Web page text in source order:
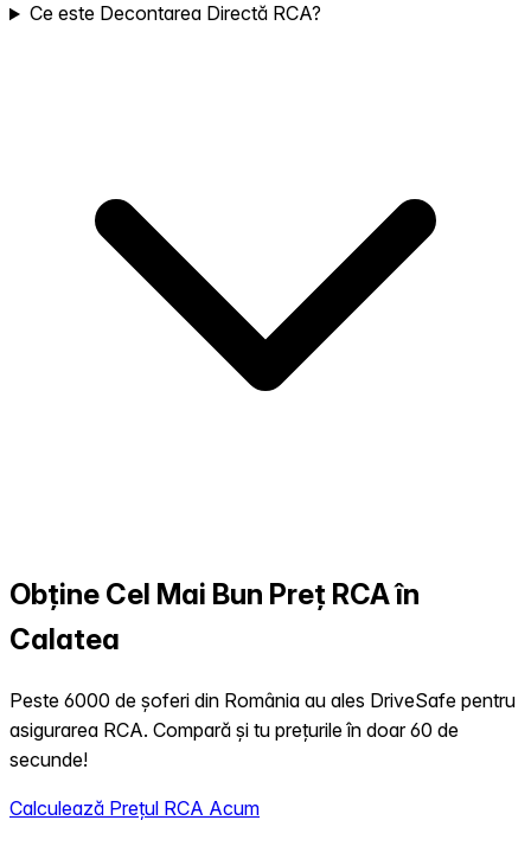
Ce este Decontarea Directă RCA?
Obține Cel Mai Bun Preț RCA în
Calatea
Peste 6000 de șoferi din România au ales DriveSafe pentru
asigurarea RCA. Compară și tu prețurile în doar 60 de
secunde!
Calculează Prețul RCA Acum